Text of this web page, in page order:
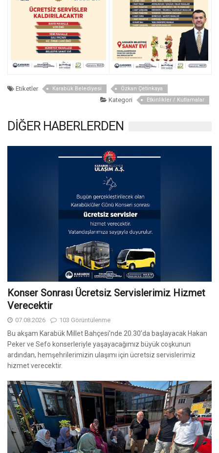
Etiketler Karabük Belediyesi Özkan Çetinkaya
Kategori Etkinlikler / Kutlamalar
DİĞER HABERLERDEN
Konser Sonrası Ücretsiz Servislerimiz Hizmet
Verecektir
07.08.2026 103 Görüntülenme
Bu akşam Karabük Millet Bahçesi’nde 20.30’da başlayacak Hakan
Peker ve Sefo konserleriyle yaşayacağımız büyük coşkunun
ardından, hemşehrilerimizin ulaşımı için ücretsiz servislerimiz
hizmet verecektir.